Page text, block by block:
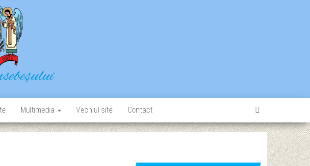
Multimedia Vechiul site Contact